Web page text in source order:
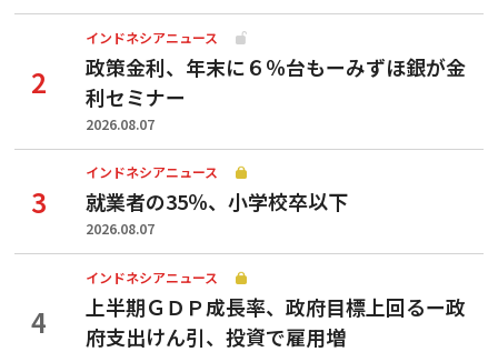
インドネシアニュース
政策金利、年末に６％台もーみずほ銀が金
利セミナー
2026.08.07
インドネシアニュース
就業者の35％、小学校卒以下
2026.08.07
インドネシアニュース
上半期ＧＤＰ成長率、政府目標上回るー政
府支出けん引、投資で雇用増